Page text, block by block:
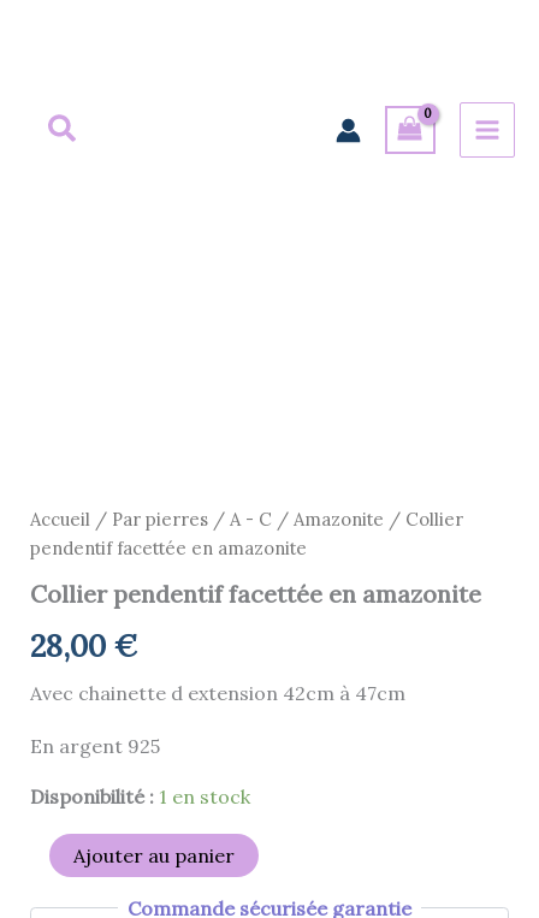
Accueil / Par pierres/ A - C / Amazonite / Collier
pendentif facettée en amazonite
Collier pendentif facettée en amazonite
28,00 €
Avec chainette d extension 42cm à 47cm
En argent 925
Disponibilité : 1 en stock
Ajouter au panier
Commande sécurisée garantie